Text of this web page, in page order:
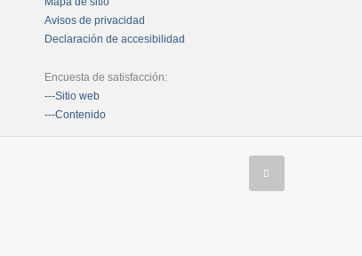
Avisos de privacidad
Declaración de accesibilidad
Encuesta de satisfacción:
---Sitio web
---Contenido